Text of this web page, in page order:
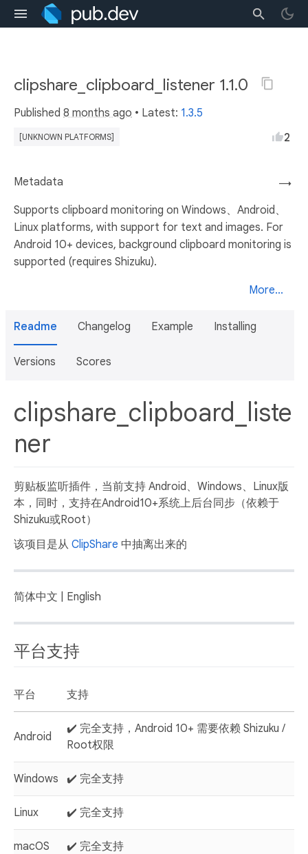
clipshare_clipboard_listener 1.1.0
Published 8 months ago • Latest: 1.3.5
[UNKNOWN PLATFORMS] 2
→
Metadata
Supports clipboard monitoring on Windows、Android、
Linux platforms, with support for text and images. For
Android 10+ devices, background clipboard monitoring is
supported (requires Shizuku).
More...
Readme Changelog Example Installing
Versions Scores
clipshare_clipboard_liste
ner
剪贴板监听插件，当前支持 Android、Windows、Linux版
本，同时，支持在Android10+系统上后台同步（依赖于
Shizuku或Root）
该项目是从 ClipShare 中抽离出来的
简体中文 | English
平台支持
平台 支持
Android
✔️ 完全支持，Android 10+ 需要依赖 Shizuku /
Root权限
Windows ✔️ 完全支持
Linux ✔️ 完全支持
macOS ✔️ 完全支持